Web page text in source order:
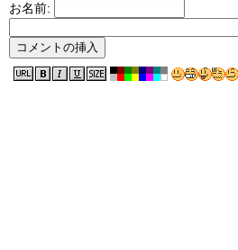
お名前: